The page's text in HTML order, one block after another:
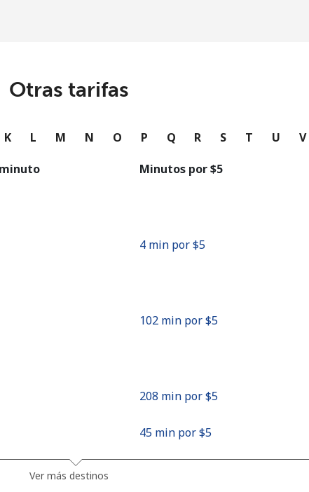
Continuar con
Otras tarifas
K L M N O P Q R S T U V
Minutos por ⁦$5⁩
4 min por ⁦$5⁩
102 min por ⁦$5⁩
208 min por ⁦$5⁩
45 min por ⁦$5⁩
Ver más destinos